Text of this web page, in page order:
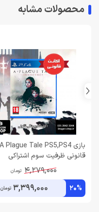
محصولات مشابه
قانونی ظرفیت سوم اشتراکی
4,279,000 تومان
20%
3,399,000 تومان